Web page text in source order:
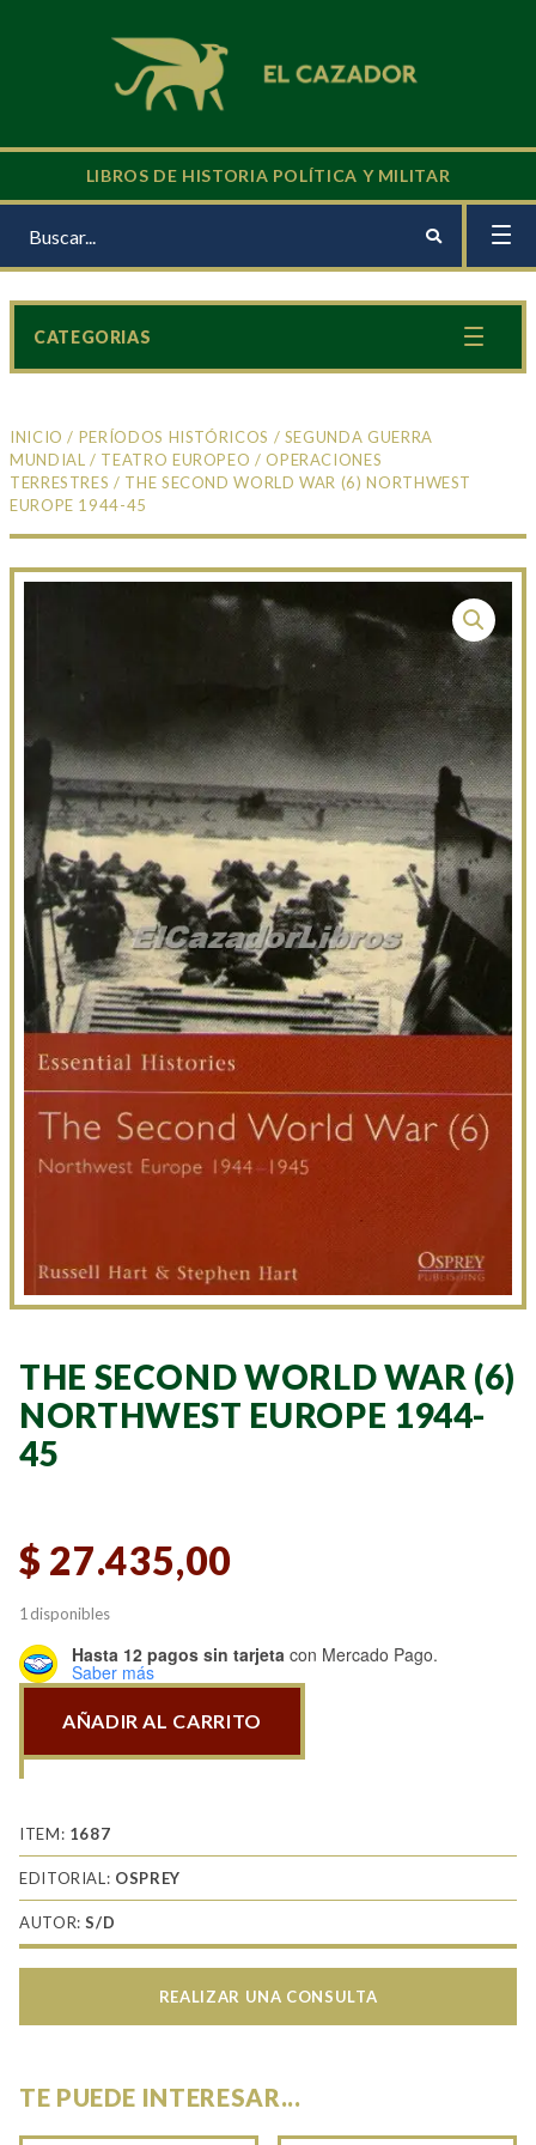
LIBROS DE HISTORIA POLÍTICA Y MILITAR
INICIO / PERÍODOS HISTÓRICOS / SEGUNDA GUERRA
MUNDIAL / TEATRO EUROPEO /OPERACIONES
TERRESTRES / THE SECOND WORLD WAR (6) NORTHWEST
EUROPE 1944-45
THE SECOND WORLD WAR (6)
NORTHWEST EUROPE 1944-
45
$ 27.435,00
1 disponibles
Hasta 12 pagos sin tarjeta con Mercado Pago.
Saber más
Second
War
(6)
Europe
1944-
AÑADIR AL CARRITO
ITEM: 1687
EDITORIAL: OSPREY
AUTOR:S/D
REALIZAR UNA CONSULTA
TE PUEDE INTERESAR...
CATEGORIAS